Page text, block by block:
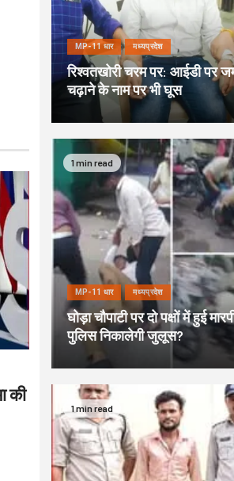
की
MP-11 धार मध्यप्रदेश
रिश्वतखोरी चरम पर: आईडी पर
चढ़ाने के नाम पर भी घूस
1 min read
MP-11 धार मध्यप्रदेश
घोड़ा चौपाटी पर दो पक्षों में हुई
पुलिस निकालेगी जुलूस?
1 min read